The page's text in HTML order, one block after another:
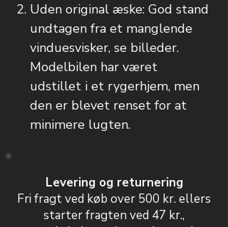
Uden original æske: God stand
undtagen fra et manglende
vinduesvisker, se billeder.
Modelbilen har været
udstillet i et rygerhjem, men
den er blevet renset for at
minimere lugten.
Levering og returnering
Fri fragt ved køb over 500 kr. ellers
starter fragten ved 47 kr.,